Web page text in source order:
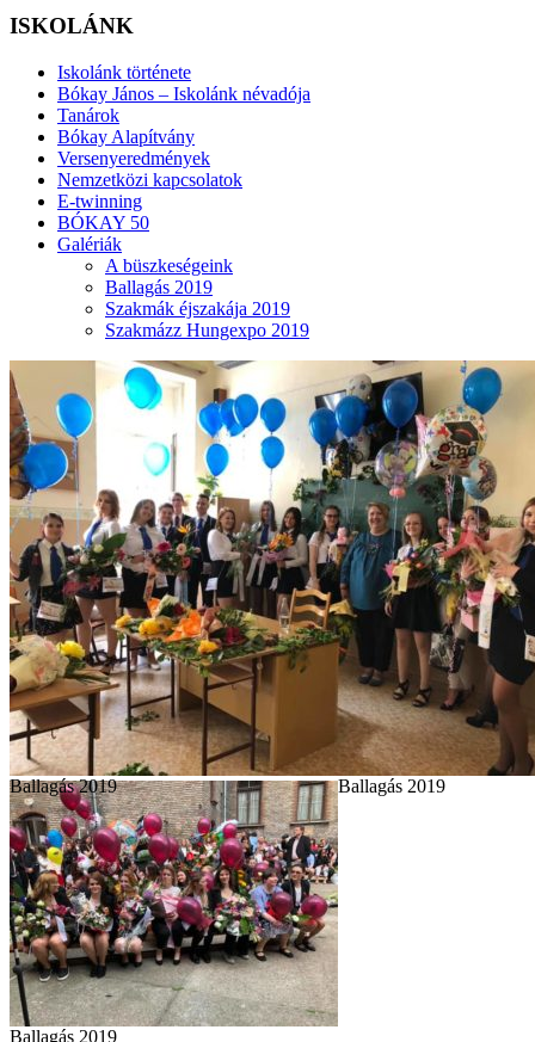
ISKOLÁNK
Iskolánk története
Bókay János – Iskolánk névadója
Tanárok
Bókay Alapítvány
Versenyeredmények
Nemzetközi kapcsolatok
E-twinning
BÓKAY 50
Galériák
A büszkeségeink
Ballagás 2019
Szakmák éjszakája 2019
Szakmázz Hungexpo 2019
Ballagás 2019
Ballagás 2019
Ballagás 2019